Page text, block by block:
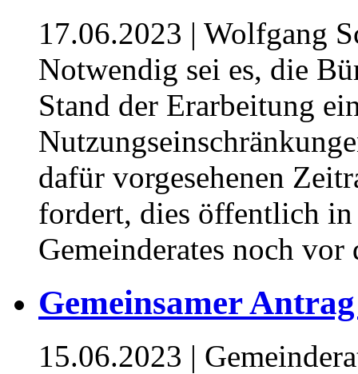
17.06.2023 | Wolfgang
Notwendig sei es, die
Stand der Erarbeitung
dafür vorgesehenen
fordert, dies öffentlich in
Gemeinderates noch vor
Gemeinsamer
15.06.2023 |